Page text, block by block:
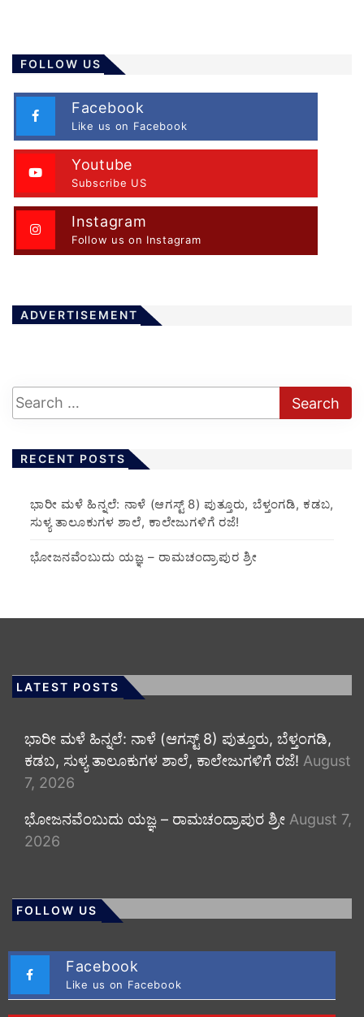
FOLLOW US
Facebook
Like us on Facebook
Youtube
Subscribe US
Instagram
Follow us on Instagram
ADVERTISEMENT
RECENT POSTS
​ಭಾರೀ ಮಳೆ ಹಿನ್ನಲೆ: ನಾಳೆ (ಆಗಸ್ಟ್ 8) ಪುತ್ತೂರು, ಬೆಳ್ತಂಗಡಿ, ಕಡಬ,
ಸುಳ್ಯ ತಾಲೂಕುಗಳ ಶಾಲೆ, ಕಾಲೇಜುಗಳಿಗೆ ರಜೆ!
ಭೋಜನವೆಂಬುದು ಯಜ್ಞ – ರಾಮಚಂದ್ರಾಪುರ ಶ್ರೀ
LATEST POSTS
​ಭಾರೀ ಮಳೆ ಹಿನ್ನಲೆ: ನಾಳೆ (ಆಗಸ್ಟ್ 8) ಪುತ್ತೂರು, ಬೆಳ್ತಂಗಡಿ,
ಕಡಬ, ಸುಳ್ಯ ತಾಲೂಕುಗಳ ಶಾಲೆ, ಕಾಲೇಜುಗಳಿಗೆ ರಜೆ! August
7, 2026
ಭೋಜನವೆಂಬುದು ಯಜ್ಞ – ರಾಮಚಂದ್ರಾಪುರ ಶ್ರೀ August 7,
2026
FOLLOW US
Facebook
Like us on Facebook